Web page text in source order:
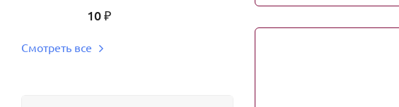
10 ₽
Смотреть все